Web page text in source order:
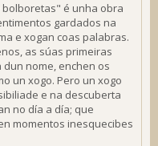
bolboretas" é unha obra
gardados na
e xogan coas palabras.
as súas primeiras
nome, enchen os
un xogo. Pero un xogo
e na descuberta
no día a día; que
momentos inesquecibes